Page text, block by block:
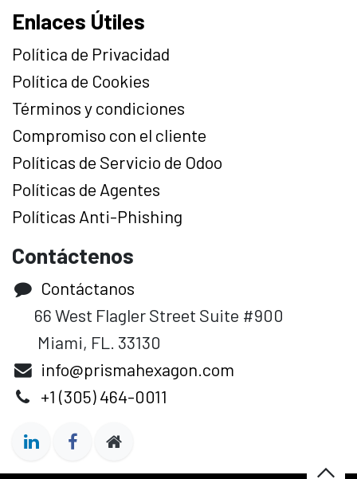
Enlaces Útiles
Política de Privacidad
Política de Cookies
Términos y condiciones
Compromiso con el cliente
Políticas de Servicio de Odoo
Políticas de Agentes
Políticas Anti-Phishing
Contáctenos
Contáctanos
66 West Flagler Street Suite #900
Miami, FL. 33130
info@prismahexagon.com
+1 (305) 464-0011